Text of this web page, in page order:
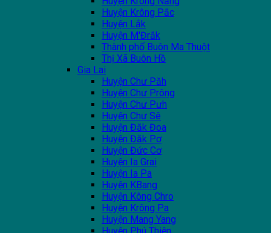
Huyện Krông Pắc
Huyện Lắk
Huyện M'Đrắk
Thành phố Buôn Ma Thuột
Thị Xã Buôn Hồ
Gia Lai
Huyện Chư Păh
Huyện Chư Prông
Huyện Chư Pưh
Huyện Chư Sê
Huyện Đăk Đoa
Huyện Đăk Pơ
Huyện Đức Cơ
Huyện Ia Grai
Huyện Ia Pa
Huyện KBang
Huyện Kông Chro
Huyện Krông Pa
Huyện Mang Yang